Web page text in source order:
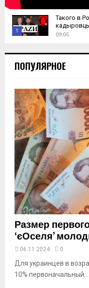
1
h
u
a
y
u
e
Такого в
09:05
ПОПУЛЯРНОЕ
Размер
‘єОселя’
06.11.2024 0
Для украинцев в
10% первоначальный...